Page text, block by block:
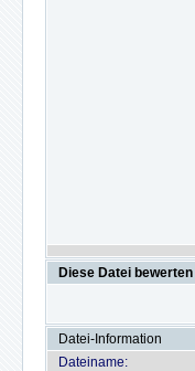
Diese Datei bewerten
Datei-Information
Dateiname: